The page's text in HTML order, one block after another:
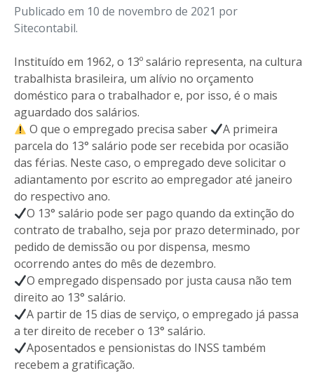
Publicado em 10 de novembro de 2021 por
Sitecontabil.
Instituído em 1962, o 13º salário representa, na cultura
trabalhista brasileira, um alívio no orçamento
doméstico para o trabalhador e, por isso, é o mais
aguardado dos salários.
O que o empregado precisa saber
A primeira
parcela do 13° salário pode ser recebida por ocasião
das férias. Neste caso, o empregado deve solicitar o
adiantamento por escrito ao empregador até janeiro
do respectivo ano.
O 13° salário pode ser pago quando da extinção do
contrato de trabalho, seja por prazo determinado, por
pedido de demissão ou por dispensa, mesmo
ocorrendo antes do mês de dezembro.
O empregado dispensado por justa causa não tem
direito ao 13° salário.
A partir de 15 dias de serviço, o empregado já passa
a ter direito de receber o 13° salário.
Aposentados e pensionistas do INSS também
recebem a gratificação.